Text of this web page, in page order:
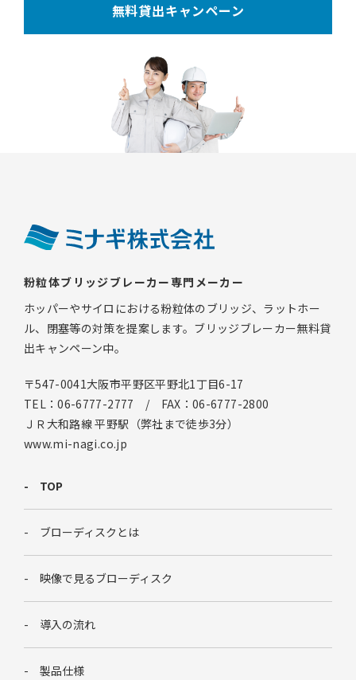
無料貸出キャンペーン
粉粒体ブリッジブレーカー専門メーカー
ホッパーやサイロにおける粉粒体のブリッジ、ラットホー
ル、閉塞等の対策を提案します。ブリッジブレーカー無料貸
出キャンペーン中。
〒547-0041大阪市平野区平野北1丁目6-17
TEL：06-6777-2777 / FAX：06-6777-2800
ＪＲ大和路線 平野駅（弊社まで徒歩3分）
www.mi-nagi.co.jp
TOP
ブローディスクとは
映像で見るブローディスク
導入の流れ
製品仕様